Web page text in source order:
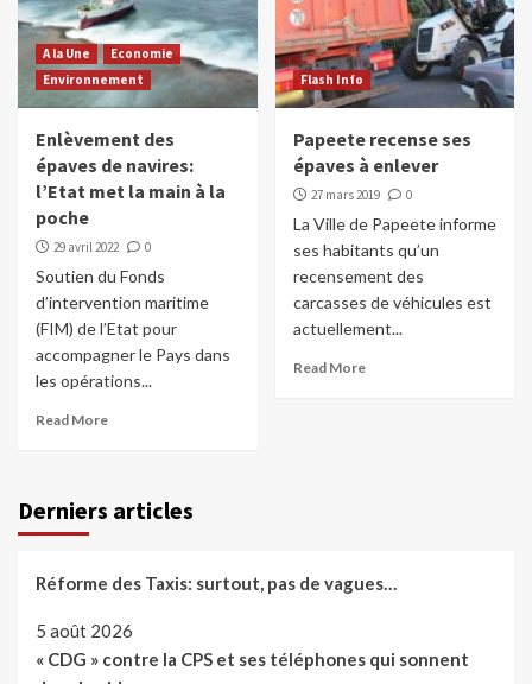
A la Une
Economie
Environnement
Enlèvement des
épaves de navires:
l’Etat met la main à la
poche
29 avril 2022 0
Soutien du Fonds
d’intervention maritime
(FIM) de l’Etat pour
accompagner le Pays dans
les opérations...
Read More
Flash Info
Papeete recense ses
épaves à enlever
27 mars 2019 0
La Ville de Papeete informe
ses habitants qu’un
recensement des
carcasses de véhicules est
actuellement...
Read More
Derniers articles
Réforme des Taxis: surtout, pas de vagues…
5 août 2026
« CDG » contre la CPS et ses téléphones qui sonnent